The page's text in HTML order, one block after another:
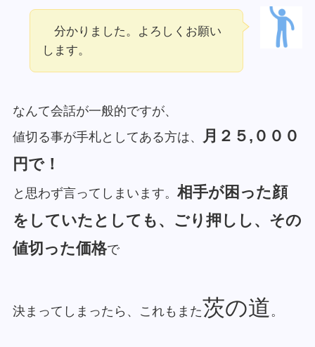
分かりました。よろしくお願い
します。
なんて会話が一般的ですが、
値切る事が手札としてある方は、
月２５,０００
円で！
と思わず言ってしまいます。 相手が困った顔
をしていたとしても、ごり押しし、その
値切った価格で
決まってしまったら、これもまた茨の道。